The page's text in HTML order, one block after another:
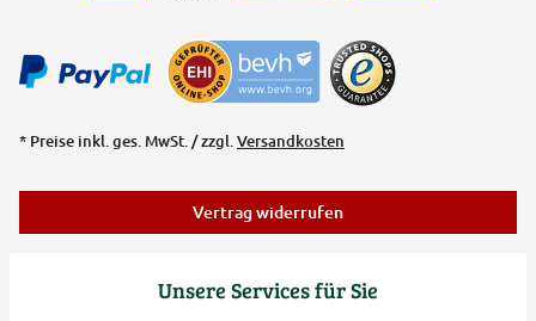
Unsere Services für Sie
* Preise inkl. ges. MwSt. / zzgl.Versandkosten
Vertrag widerrufen